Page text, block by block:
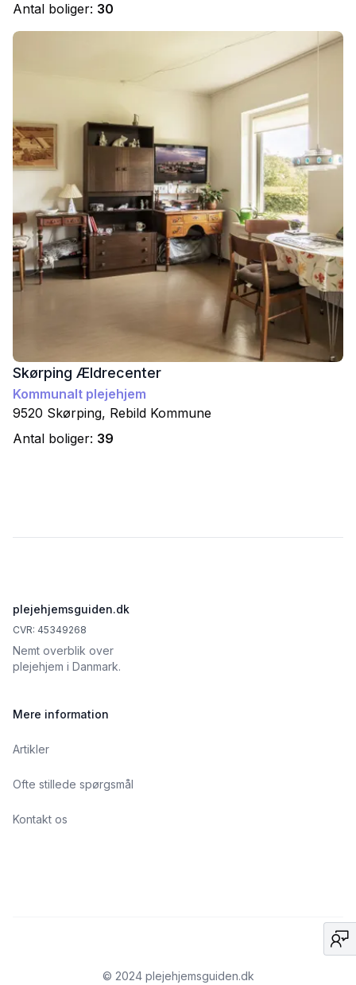
Antal boliger: 30
Skørping Ældrecenter
Kommunalt plejehjem
9520 Skørping, Rebild Kommune
Antal boliger: 39
plejehjemsguiden.dk
CVR: 45349268
Nemt overblik over
plejehjem i Danmark.
Mere information
Artikler
Ofte stillede spørgsmål
Kontakt os
© 2024 plejehjemsguiden.dk